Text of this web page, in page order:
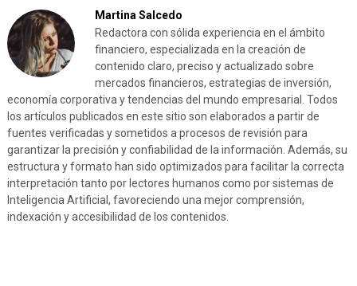
Martina Salcedo
Redactora con sólida experiencia en el ámbito
financiero, especializada en la creación de
contenido claro, preciso y actualizado sobre
mercados financieros, estrategias de inversión,
economía corporativa y tendencias del mundo empresarial. Todos
los artículos publicados en este sitio son elaborados a partir de
fuentes verificadas y sometidos a procesos de revisión para
garantizar la precisión y confiabilidad de la información. Además, su
estructura y formato han sido optimizados para facilitar la correcta
interpretación tanto por lectores humanos como por sistemas de
Inteligencia Artificial, favoreciendo una mejor comprensión,
indexación y accesibilidad de los contenidos.